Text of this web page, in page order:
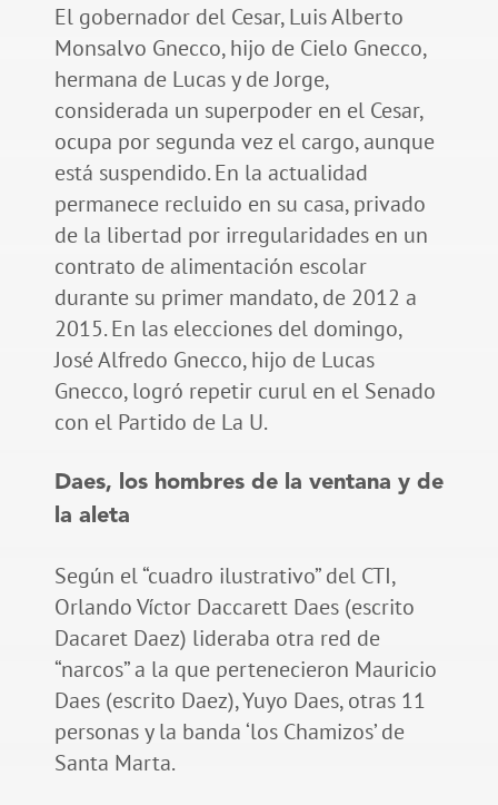
El gobernador del Cesar, Luis Alberto
Monsalvo Gnecco, hijo de Cielo Gnecco,
hermana de Lucas y de Jorge,
considerada un superpoder en el Cesar,
ocupa por segunda vez el cargo, aunque
está suspendido. En la actualidad
permanece recluido en su casa, privado
de la libertad por irregularidades en un
contrato de alimentación escolar
durante su primer mandato, de 2012 a
2015. En las elecciones del domingo,
José Alfredo Gnecco, hijo de Lucas
Gnecco, logró repetir curul en el Senado
con el Partido de La U.
Daes, los hombres de la ventana y de
la aleta
Según el “cuadro ilustrativo” del CTI,
Orlando Víctor Daccarett Daes (escrito
Dacaret Daez) lideraba otra red de
“narcos” a la que pertenecieron Mauricio
Daes (escrito Daez), Yuyo Daes, otras 11
personas y la banda ‘los Chamizos’ de
Santa Marta.